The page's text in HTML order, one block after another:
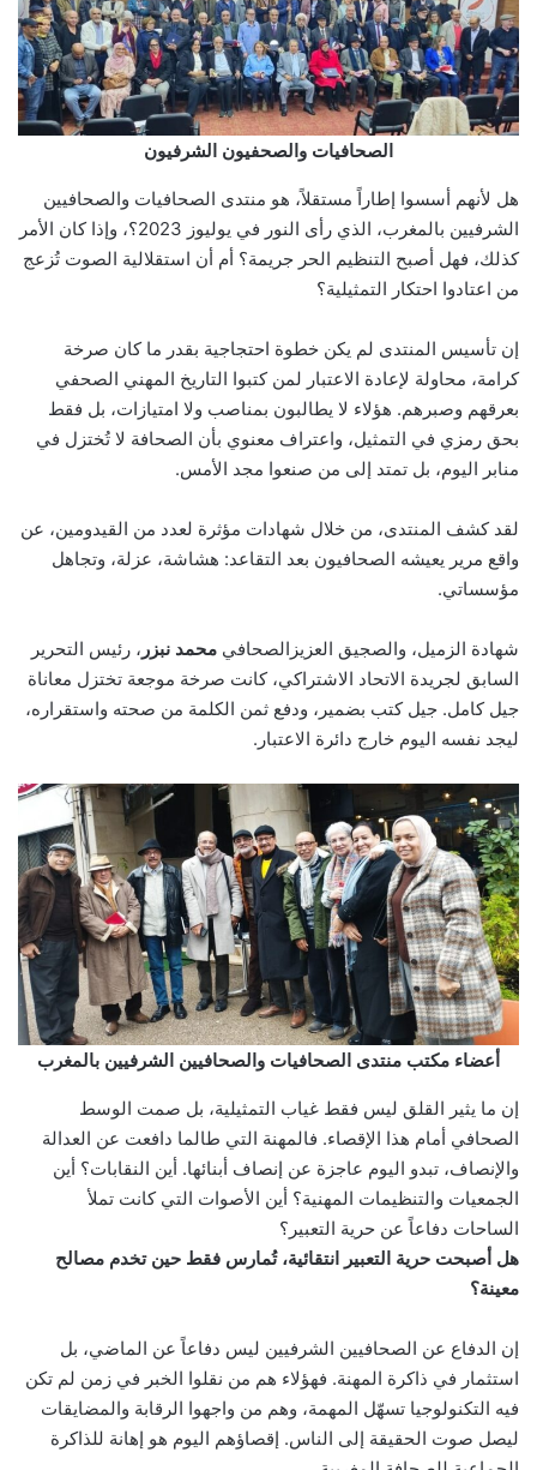
الصحافيات والصحفيون الشرفيون
هل لأنهم أسسوا إطاراً مستقلاً، هو منتدى الصحافيات والصحافيين
الشرفيين بالمغرب، الذي رأى النور في يوليوز 2023؟، وإذا كان الأمر
كذلك، فهل أصبح التنظيم الحر جريمة؟ أم أن استقلالية الصوت تُزعج
من اعتادوا احتكار التمثيلية؟
إن تأسيس المنتدى لم يكن خطوة احتجاجية بقدر ما كان صرخة
كرامة، محاولة لإعادة الاعتبار لمن كتبوا التاريخ المهني الصحفي
بعرقهم وصبرهم. هؤلاء لا يطالبون بمناصب ولا امتيازات، بل فقط
بحق رمزي في التمثيل، واعتراف معنوي بأن الصحافة لا تُختزل في
منابر اليوم، بل تمتد إلى من صنعوا مجد الأمس.
لقد كشف المنتدى، من خلال شهادات مؤثرة لعدد من القيدومين، عن
واقع مرير يعيشه الصحافيون بعد التقاعد: هشاشة، عزلة، وتجاهل
مؤسساتي.
شهادة الزميل، والصجيق العزيزالصحافي محمد نبزر ، رئيس التحرير
السابق لجريدة الاتحاد الاشتراكي، كانت صرخة موجعة تختزل معاناة
جيل كامل. جيل كتب بضمير، ودفع ثمن الكلمة من صحته واستقراره،
ليجد نفسه اليوم خارج دائرة الاعتبار.
أعضاء مكتب منتدى الصحافيات والصحافيين الشرفيين بالمغرب
إن ما يثير القلق ليس فقط غياب التمثيلية، بل صمت الوسط
الصحافي أمام هذا الإقصاء. فالمهنة التي طالما دافعت عن العدالة
والإنصاف، تبدو اليوم عاجزة عن إنصاف أبنائها. أين النقابات؟ أين
الجمعيات والتنظيمات المهنية؟ أين الأصوات التي كانت تملأ
الساحات دفاعاً عن حرية التعبير؟
هل أصبحت حرية التعبير انتقائية، تُمارس فقط حين تخدم مصالح
معينة؟
إن الدفاع عن الصحافيين الشرفيين ليس دفاعاً عن الماضي، بل
استثمار في ذاكرة المهنة. فهؤلاء هم من نقلوا الخبر في زمن لم تكن
فيه التكنولوجيا تسهّل المهمة، وهم من واجهوا الرقابة والمضايقات
ليصل صوت الحقيقة إلى الناس. إقصاؤهم اليوم هو إهانة للذاكرة